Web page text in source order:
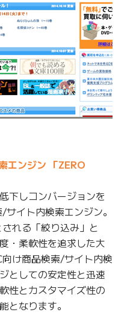
エンジン 「ZERO
下しコンバージョンを
イト内検索エンジン。
れる「絞り込み」と
・柔軟性を追求した大
け商品検索/サイト内検
としての安定性と迅速
性とカスタマイズ性の
となります。